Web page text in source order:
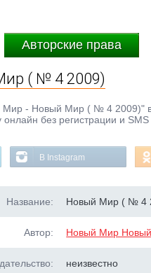
Авторские права
( № 4 2009)
Мир - Новый Мир ( № 4 2009)"
без регистрации и
В Instagram
Название: Новый Мир ( № 4
Автор: Новый Мир
неизвестно